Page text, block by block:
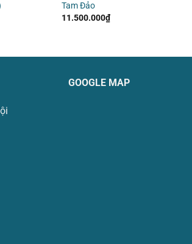
Tam Đảo
11.500.000₫
GOOGLE MAP